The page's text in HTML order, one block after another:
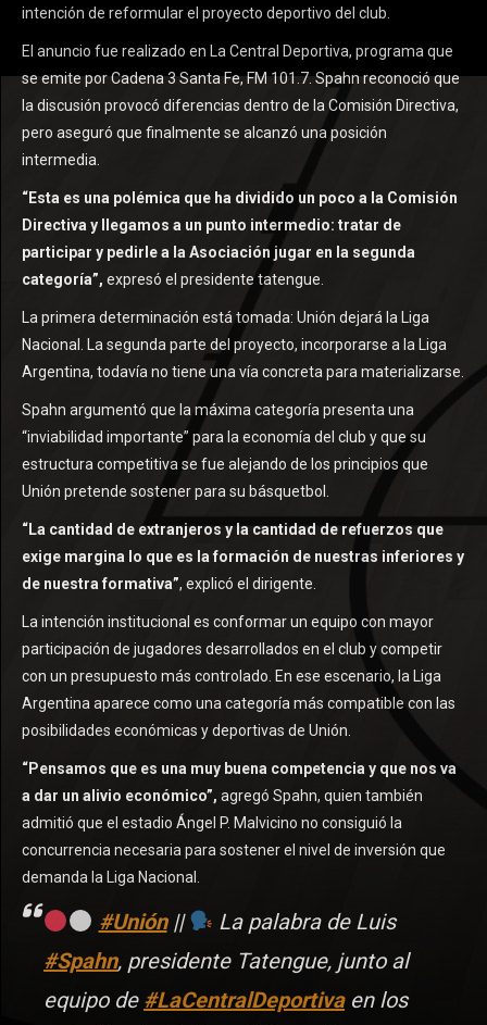
intención de reformular el proyecto deportivo del club.
El anuncio fue realizado en La Central Deportiva, programa que
se emite por Cadena 3 Santa Fe, FM 101.7. Spahn reconoció que
la discusión provocó diferencias dentro de la Comisión Directiva,
pero aseguró que finalmente se alcanzó una posición
intermedia.
“Esta es una polémica que ha dividido un poco a la Comisión
Directiva y llegamos a un punto intermedio: tratar de
participar y pedirle a la Asociación jugar en la segunda
categoría”, expresó el presidente tatengue.
La primera determinación está tomada: Unión dejará la Liga
Nacional. La segunda parte del proyecto, incorporarse a la Liga
Argentina, todavía no tiene una vía concreta para materializarse.
Spahn argumentó que la máxima categoría presenta una
“inviabilidad importante” para la economía del club y que su
estructura competitiva se fue alejando de los principios que
Unión pretende sostener para su básquetbol.
“La cantidad de extranjeros y la cantidad de refuerzos que
exige margina lo que es la formación de nuestras inferiores y
de nuestra formativa”, explicó el dirigente.
La intención institucional es conformar un equipo con mayor
participación de jugadores desarrollados en el club y competir
con un presupuesto más controlado. En ese escenario, la Liga
Argentina aparece como una categoría más compatible con las
posibilidades económicas y deportivas de Unión.
“Pensamos que es una muy buena competencia y que nos va
a dar un alivio económico”, agregó Spahn, quien también
admitió que el estadio Ángel P. Malvicino no consiguió la
concurrencia necesaria para sostener el nivel de inversión que
demanda la Liga Nacional.
#Unión||
La palabra de Luis
#Spahn, presidente Tatengue, junto al
equipo de #LaCentralDeportivaen los